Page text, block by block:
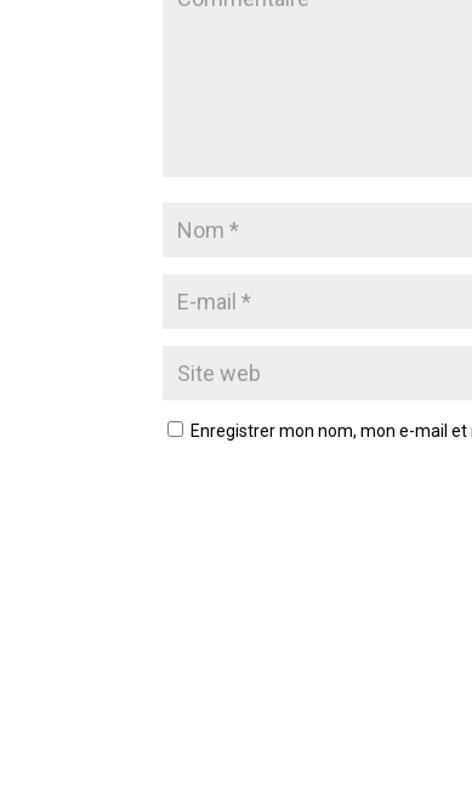
Enregistrer mon nom, mon e-mail